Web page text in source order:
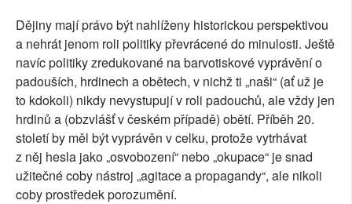
Dějiny mají právo být nahlíženy historickou perspektivou
a nehrát jenom roli politiky převrácené do minulosti. Ještě
navíc politiky zredukované na barvotiskové vyprávění o
padouších, hrdinech a obětech, v nichž ti „naši“ (ať už je
to kdokoli) nikdy nevystupují v roli padouchů, ale vždy jen
hrdinů a (obzvlášť v českém případě) obětí. Příběh 20.
století by měl být vyprávěn v celku, protože vytrhávat
z něj hesla jako „osvobození“ nebo „okupace“ je snad
užitečné coby nástroj „agitace a propagandy“, ale nikoli
coby prostředek porozumění.